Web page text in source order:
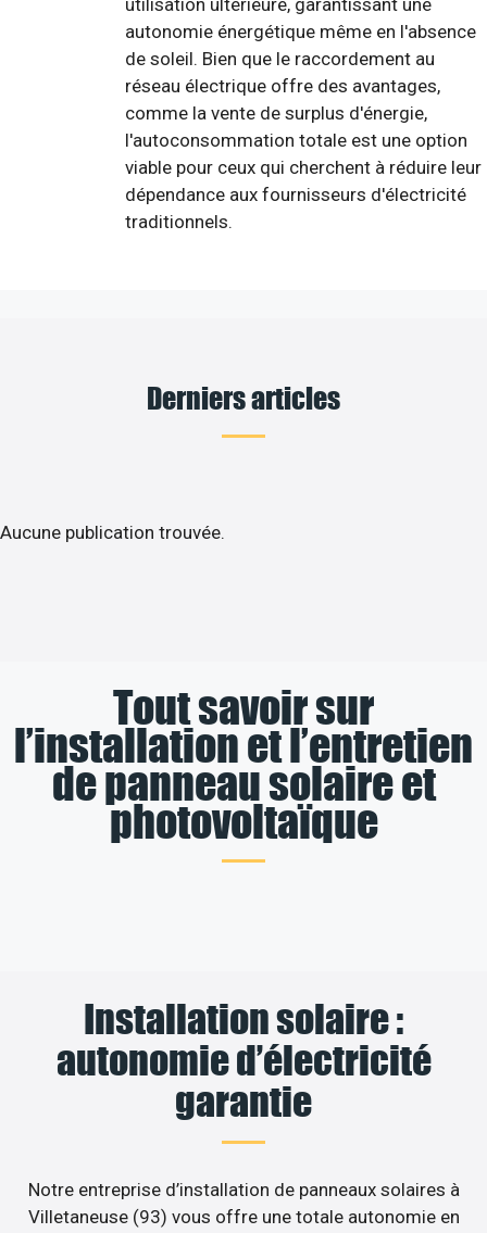
autonomie énergétique même en l'absence
de soleil. Bien que le raccordement au
réseau électrique offre des avantages,
comme la vente de surplus d'énergie,
l'autoconsommation totale est une option
viable pour ceux qui cherchent à réduire leur
dépendance aux fournisseurs d'électricité
traditionnels.
Derniers articles
Aucune publication trouvée.
Tout savoir sur
l’installation et l’entretien
de panneau solaire et
photovoltaïque
Installation solaire :
autonomie d’électricité
garantie
Notre entreprise d’installation de panneaux solaires à
Villetaneuse (93) vous offre une totale autonomie en